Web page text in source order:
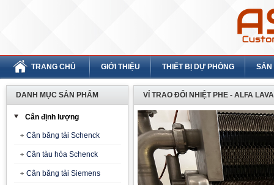
TRANG CHỦ GIỚI THIỆU THIẾT BỊ DỰ PHÒNG SẢN
DANH MỤC SẢN PHẨM
Cân định lượng
Cân băng tải Schenck
Cân tàu hỏa Schenck
Cân băng tải Siemens
VỈ TRAO ĐỔI NHIỆT PHE - ALFA